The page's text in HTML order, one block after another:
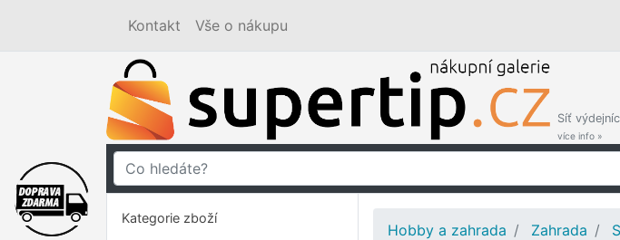
Kontakt Vše o nákupu
Síť
více info »
Kategorie zboží
Hobby a zahrada Zahrada